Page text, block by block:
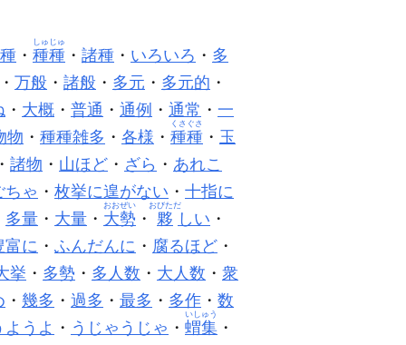
・ 種種
しゅじゅ
・ 諸種 ・ いろいろ ・ 多
万般 ・ 諸般 ・ 多元 ・ 多元的 ・
・ 大概 ・ 普通 ・ 通例 ・ 通常 ・ 一
物 ・ 種種雑多 ・ 各様 ・ 種種
くさぐさ
・ 玉
諸物 ・ 山ほど ・ ざら ・ あれこ
ちゃ ・ 枚挙に遑がない ・ 十指に
多量 ・ 大量 ・ 大勢
おおぜい
・ 夥
おびただ
しい ・
富に ・ ふんだんに ・ 腐るほど ・
挙 ・ 多勢 ・ 多人数 ・ 大人数 ・ 衆
・ 幾多 ・ 過多 ・ 最多 ・ 多作 ・ 数
ようよ ・ うじゃうじゃ ・ 蝟集
いしゅう
・